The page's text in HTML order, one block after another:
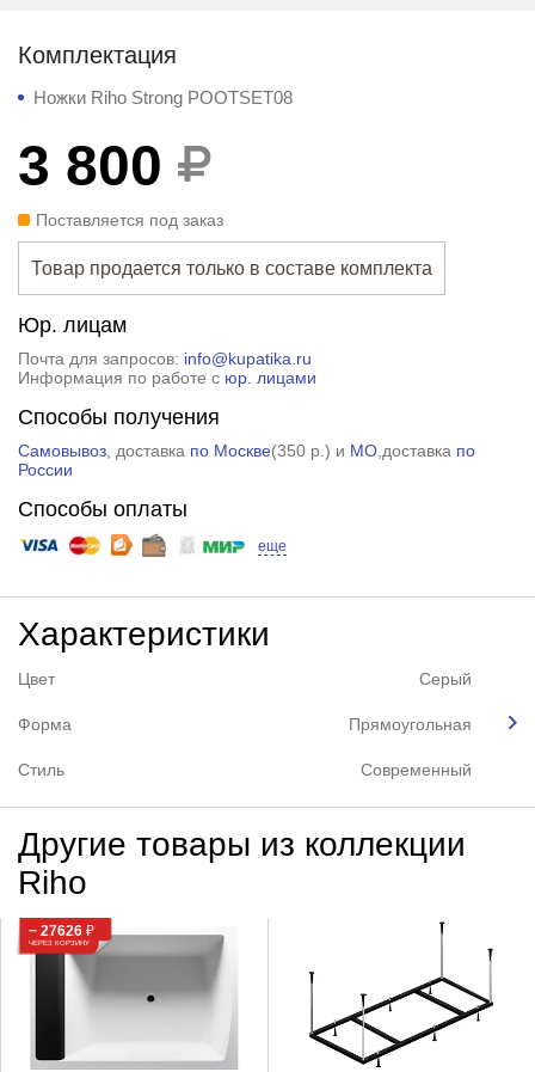
Комплектация
Ножки Riho Strong POOTSET08
3 800
Поставляется под заказ
Товар продается только в составе комплекта
Юр. лицам
Почта для запросов: info@kupatika.ru
Информация по работе с юр. лицами
Способы получения
Самовывоз, доставка по Москве(350 р. ) и МО,доставка по
России
Способы оплаты
еще
Характеристики
Цвет Серый
Форма Прямоугольная
Стиль Современный
Другие товары из коллекции
Riho
− 27626 ₽
ЧЕРЕЗ КОРЗИНУ